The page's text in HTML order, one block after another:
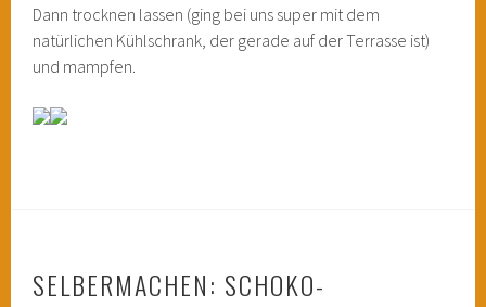
Dann trocknen lassen (ging bei uns super mit dem
natürlichen Kühlschrank, der gerade auf der Terrasse ist)
und mampfen.
SELBERMACHEN: SCHOKO-